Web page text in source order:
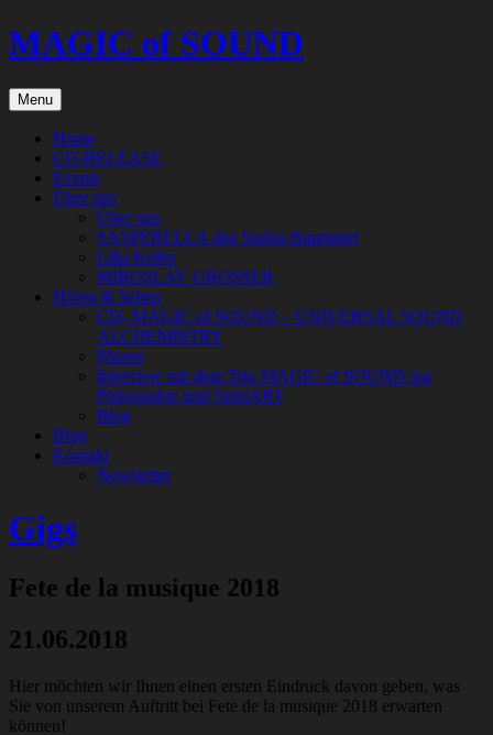
Skip
to
MAGIC of SOUND
Menu
Home
CD-RELEASE
Events
Über uns
Über uns
SASPERELLA aka Saskia Baumgart
Lilia Keller
MIROSLAV GROSSER
Hören & Sehen
CD- MAGIC of SOUND – UNIVERSAL SOUND
ALCHEMISTRY
Photos
Interview mit dem Trio MAGIC of SOUND zur
Philosophie und SpielART
Blog
Blog
Kontakt
Newsletter
Gigs
Fete de la musique 2018
21.06.2018
Hier möchten wir Ihnen einen ersten Eindruck davon geben, was
Sie von unserem Auftritt bei Fete de la musique 2018 erwarten
können!